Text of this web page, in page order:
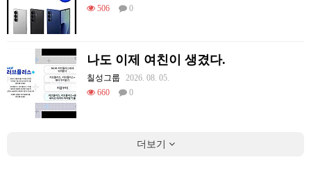
506
0
나도 이제 여친이 생겼다.
칠성그룹
2026. 08. 05.
660
0
더보기